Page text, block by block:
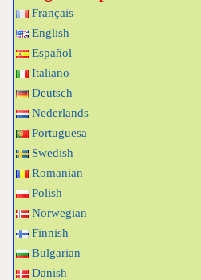
Français
English
Español
Italiano
Deutsch
Nederlands
Portuguesa
Swedish
Romanian
Polish
Norwegian
Finnish
Bulgarian
Danish